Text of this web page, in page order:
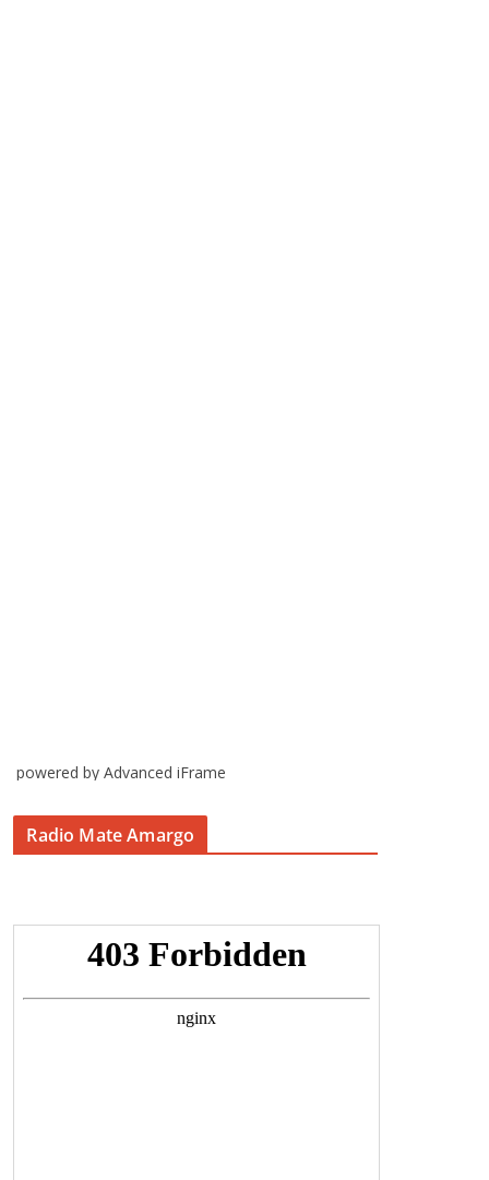
powered by Advanced iFrame
Radio Mate Amargo